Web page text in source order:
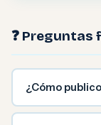
❓
¿Cómo